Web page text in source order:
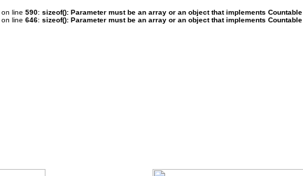
on line 590: sizeof(): Parameter must be an array or an object that implements Countable
on line 646: sizeof(): Parameter must be an array or an object that implements Countable